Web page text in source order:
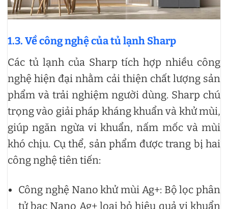
1.3. Về công nghệ của tủ lạnh Sharp
Các tủ lạnh của Sharp tích hợp nhiều công
nghệ hiện đại nhằm cải thiện chất lượng sản
phẩm và trải nghiệm người dùng. Sharp chú
trọng vào giải pháp kháng khuẩn và khử mùi,
giúp ngăn ngừa vi khuẩn, nấm mốc và mùi
khó chịu. Cụ thể, sản phẩm được trang bị hai
công nghệ tiên tiến:
Công nghệ Nano khử mùi Ag+: Bộ lọc phân
tử bạc Nano Ag+ loại bỏ hiệu quả vi khuẩn